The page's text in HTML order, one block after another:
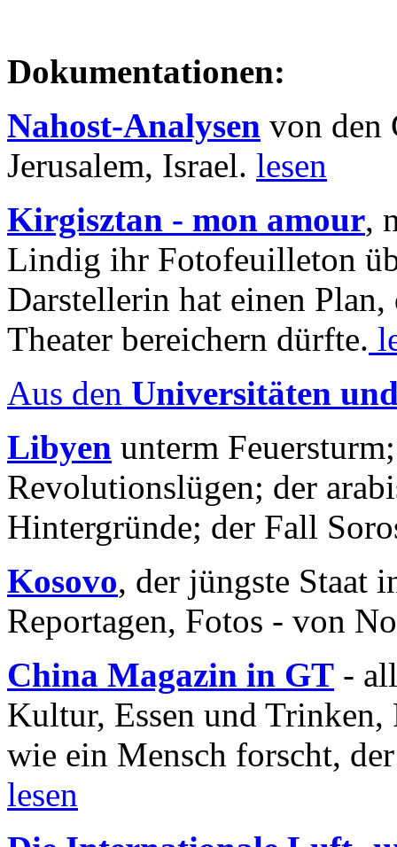
Dokumentationen:
Nahost-Analysen von den
Jerusalem, Israel. lesen
Kirgisztan - mon amour,
Lindig ihr Fotofeuilleton
Darstellerin hat einen Plan,
Theater bereichern dürfte.
Aus den Universitäten
Libyen unterm
Revolutionslügen; der
Hintergründe; der Fall
Kosovo, der jüngste Staat
Reportagen, Fotos - von
China Magazin in GT -
Kultur, Essen und
wie ein Mensch forscht,
lesen